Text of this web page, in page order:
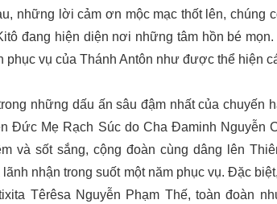
những lời cảm ơn mộc mạc thốt lên, chúng
đang hiện diện nơi những tâm hồn bé
phục vụ của Thánh Antôn như được thể hiện
những dấu ấn sâu đậm nhất của chuyến
Đức Mẹ Rạch Súc do Cha Đaminh Nguyễn
và sốt sắng, cộng đoàn cùng dâng lên
lãnh nhận trong suốt một năm phục vụ. Đặc
Têrêsa Nguyễn Phạm Thế, toàn đoàn